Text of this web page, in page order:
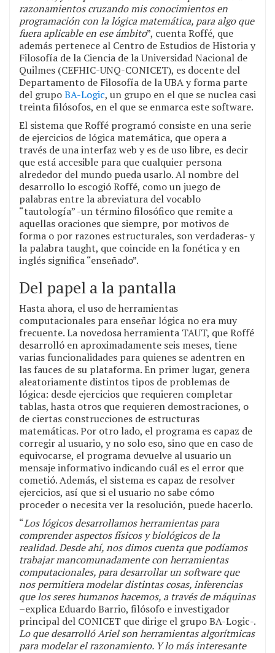
razonamientos cruzando mis conocimientos en
programación con la lógica matemática, para algo que
fuera aplicable en ese ámbito”, cuenta Roffé, que
además pertenece al Centro de Estudios de Historia y
Filosofía de la Ciencia de la Universidad Nacional de
Quilmes (CEFHIC-UNQ-CONICET), es docente del
Departamento de Filosofía de la UBA y forma parte
del grupoBA-Logic, un grupo en el que se nuclea casi
treinta filósofos, en el que se enmarca este software.
El sistema que Roffé programó consiste en una serie
de ejercicios de lógica matemática, que opera a
través de una interfaz web y es de uso libre, es decir
que está accesible para que cualquier persona
alrededor del mundo pueda usarlo. Al nombre del
desarrollo lo escogió Roffé, como un juego de
palabras entre la abreviatura del vocablo
“tautología” -un término filosófico que remite a
aquellas oraciones que siempre, por motivos de
forma o por razones estructurales, son verdaderas- y
la palabra taught, que coincide en la fonética y en
inglés significa “enseñado”.
Del papel a la pantalla
Hasta ahora, el uso de herramientas
computacionales para enseñar lógica no era muy
frecuente. La novedosa herramienta TAUT, que Roffé
desarrolló en aproximadamente seis meses, tiene
varias funcionalidades para quienes se adentren en
las fauces de su plataforma. En primer lugar, genera
aleatoriamente distintos tipos de problemas de
lógica: desde ejercicios que requieren completar
tablas, hasta otros que requieren demostraciones, o
de ciertas construcciones de estructuras
matemáticas. Por otro lado, el programa es capaz de
corregir al usuario, y no solo eso, sino que en caso de
equivocarse, el programa devuelve al usuario un
mensaje informativo indicando cuál es el error que
cometió. Además, el sistema es capaz de resolver
ejercicios, así que si el usuario no sabe cómo
proceder o necesita ver la resolución, puede hacerlo.
“Los lógicos desarrollamos herramientas para
comprender aspectos físicos y biológicos de la
realidad. Desde ahí, nos dimos cuenta que podíamos
trabajar mancomunadamente con herramientas
computacionales, para desarrollar un software que
nos permitiera modelar distintas cosas, inferencias
que los seres humanos hacemos, a través de máquinas
–explica Eduardo Barrio, filósofo e investigador
principal del CONICET que dirige el grupo BA-Logic-.
Lo que desarrolló Ariel son herramientas algorítmicas
para modelar el razonamiento. Y lo más interesante